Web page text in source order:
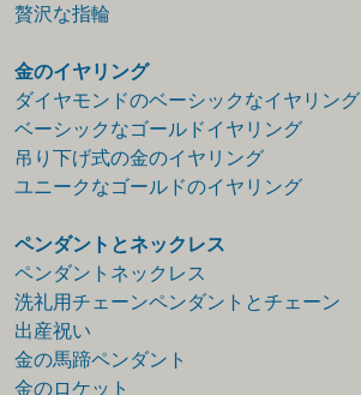
贅沢な指輪
金のイヤリング
ダイヤモンドのベーシックなイヤリング
ベーシックなゴールドイヤリング
吊り下げ式の金のイヤリング
ユニークなゴールドのイヤリング
ペンダントとネックレス
ペンダントネックレス
洗礼用チェーンペンダントとチェーン
出産祝い
金の馬蹄ペンダント
金のロケット